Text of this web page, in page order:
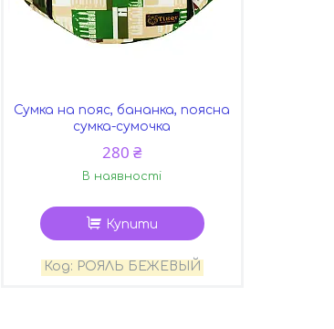
Сумка на пояс, бананка, поясна
сумка-сумочка
280 ₴
В наявності
Купити
РОЯЛЬ БЕЖЕВЫЙ